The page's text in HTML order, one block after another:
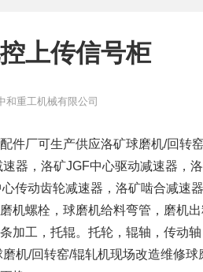
上传信号柜
和重工机械有限公司
配件厂可生产供应洛矿球磨机/回
器，洛矿JGF中心驱动减速器，
传动齿轮减速器，洛矿啮合减速
机螺栓，球磨机给料弯管，磨机
加工，托辊。托轮，辊轴，传动
机/回转窑/辊轧机现场改造维修